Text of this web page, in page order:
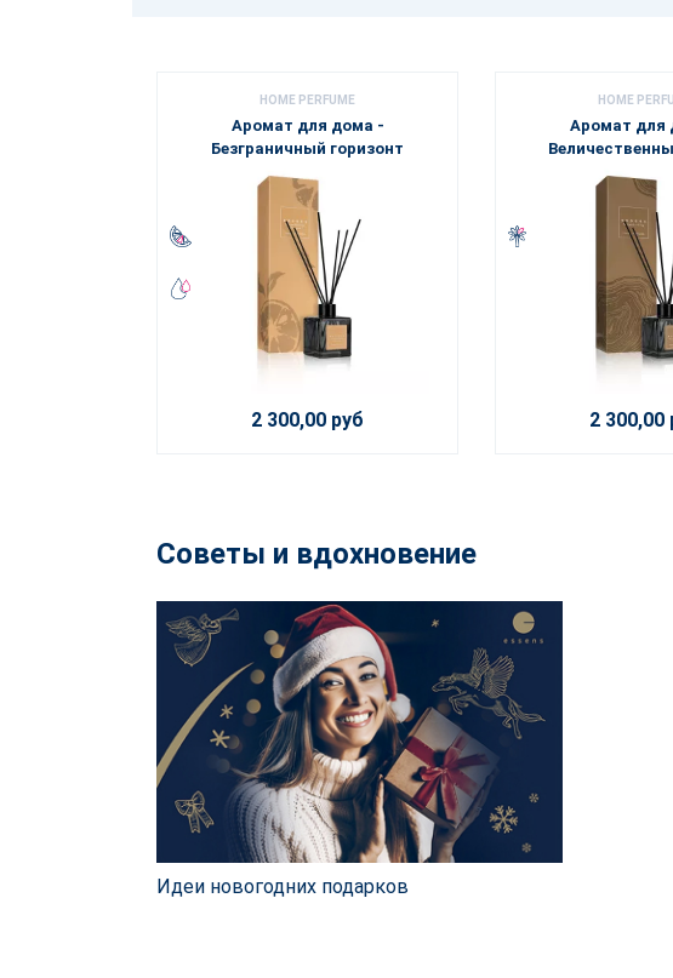
HOME PERFUME
Аромат для дома -
Безграничный горизонт
2 300,00 руб
HOME
Аромат для
2 300,00
Советы и вдохновение
Идеи новогодних подарков